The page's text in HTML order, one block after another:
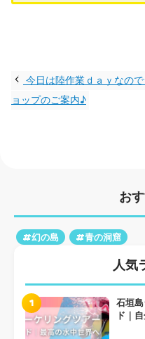
今日は陸作業ｄａｙなの
ョップのご案内♪
お
#幻の島 #青の洞窟
人気
1
石垣
ド｜